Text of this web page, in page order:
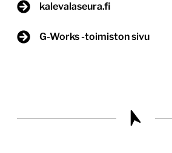
kalevalaseura.fi
G-Works -toimiston sivu